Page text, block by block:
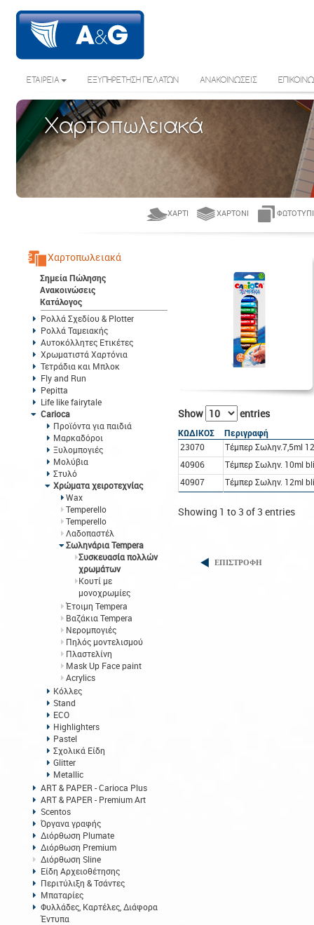
ΕΤΑΙΡΕΙΑ ΕΞΥΠΗΡΕΤΗΣΗ ΠΕΛΑΤΩΝ ΑΝΑΚΟΙΝΩΣΕΙΣ
Χαρτοπωλειακά
ΧΑΡΤΊ ΧΑΡΤΌΝΙ
Χαρτοπωλειακά
Σημεία Πώλησης
Ανακοινώσεις
Κατάλογος
Ρολλά Σχεδίου & Plotter
Ρολλά Ταμειακής
Αυτοκόλλητες Ετικέτες
Χρωματιστά Χαρτόνια
Τετράδια και Μπλοκ
Fly and Run
Pepitta
Life like fairytale
Carioca
Προϊόντα για παιδιά
Μαρκαδόροι
Ξυλομπογιές
Μολύβια
Στυλό
Χρώματα χειροτεχνίας
Wax
Temperello
Temperello
Λαδοπαστέλ
Σωληνάρια Tempera
Συσκευασία πολλών
χρωμάτων
Kουτί με
μονοχρωμίες
Έτοιμη Tempera
Βαζάκια Tempera
Νερομπογιές
Πηλός μοντελισμού
Πλαστελίνη
Mask Up Face paint
Acrylics
Κόλλες
Stand
ECO
Highlighters
Pastel
Σχολικά Είδη
Glitter
Metallic
ART & PAPER - Carioca Plus
ART & PAPER - Premium Art
Scentos
Όργανα γραφής
Διόρθωση Plumate
Διόρθωση Premium
Διόρθωση Sline
Είδη Αρχειοθέτησης
Περιτύλιξη & Τσάντες
Μπαταρίες
Φυλλάδες, Καρτέλες, Διάφορα
Έντυπα
Show entries
ΚΩΔΙΚΟΣ
Περιγραφή
23070
Τέμπερ Σωλην.7,5ml
40906
Τέμπερ Σωλην. 10ml
40907
Τέμπερ Σωλην. 12ml
Showing 1 to 3 of 3 entries
ΕΠΙΣΤΡΟΦΗ